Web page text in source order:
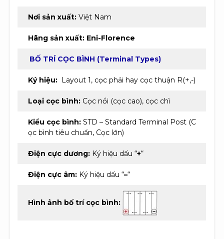
Nơi sản xuất: Việt Nam
Hãng sản xuất: Eni-Florence
BỐ TRÍ CỌC BÌNH (Terminal Types)
Ký hiệu: Layout 1, cọc phải hay cọc thuận R(+,-)
Loại cọc bình: Cọc nổi (cọc cao), cọc chì
Kiểu cọc bình: STD – Standard Terminal Post (C
ọc bình tiêu chuẩn, Cọc lớn)
Điện cực dương: Ký hiệu dấu “+“
Điện cực âm: Ký hiệu dấu “–“
Hình ảnh bố trí cọc bình: